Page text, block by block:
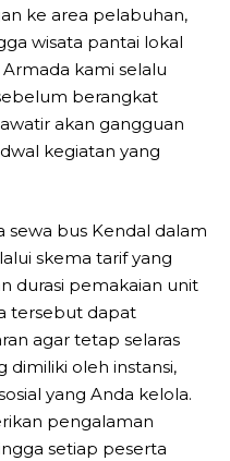
ke area pelabuhan,
wisata pantai lokal
kami selalu
berangkat
akan gangguan
kegiatan yang
bus Kendal dalam
skema tarif yang
durasi pemakaian unit
tersebut dapat
agar tetap selaras
dimiliki oleh instansi,
yang Anda kelola.
pengalaman
setiap peserta